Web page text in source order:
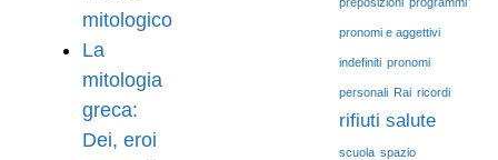
mitologico
La
mitologia
greca:
Dei, eroi
pronomi e aggettivi
indefiniti pronomi
personali Rai ricordi
rifiuti salute
scuola spazio